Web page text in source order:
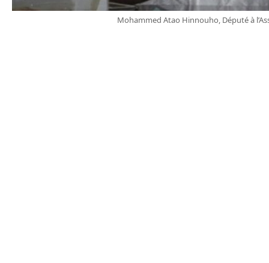
Mohammed Atao Hinnouho, Député à